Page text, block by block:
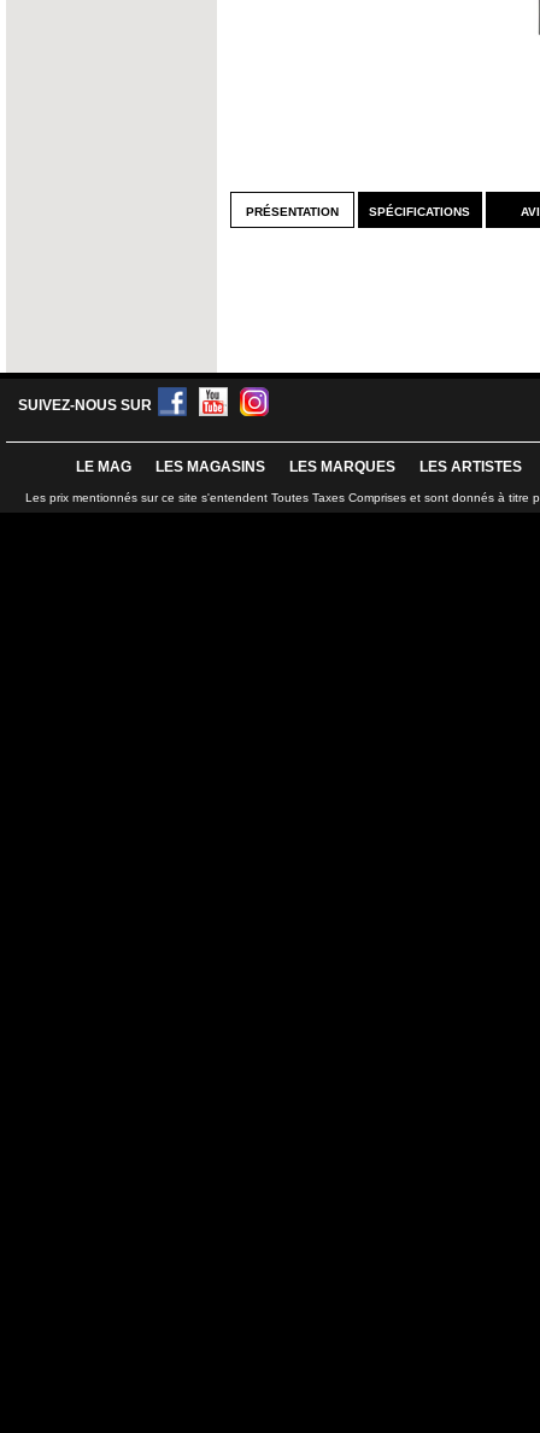
présentation spécifications
SUIVEZ-NOUS SUR
LE MAG LES MAGASINS LES MARQUES LES ARTISTES
Les prix mentionnés sur ce site s'entendent Toutes Taxes Comprises et sont donnés à